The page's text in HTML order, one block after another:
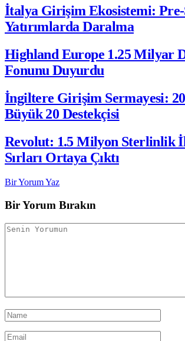
İtalya Girişim Ekosistemi: Pre-
Yatırımlarda Daralma
Highland Europe 1.25 Milyar
Fonunu Duyurdu
İngiltere Girişim Sermayesi:
Büyük 20 Destekçisi
Revolut: 1.5 Milyon Sterlinlik
Sırları Ortaya Çıktı
Bir Yorum Yaz
Bir Yorum Bırakın